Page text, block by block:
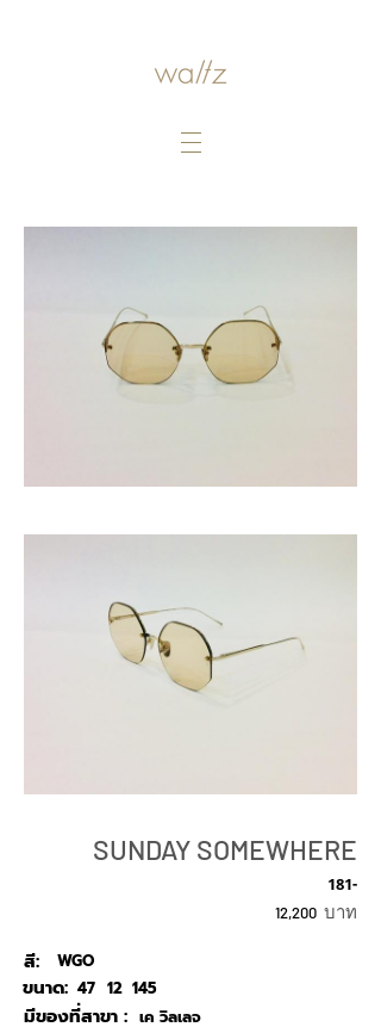
SUNDAY SOMEWHERE
181-
12,200 บาท
สี:
WGO
47
ขนาด: 12 145
เค วิลเลจ
มีของที่สาขา :